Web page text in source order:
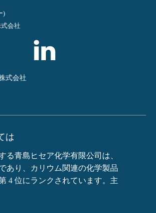
)
会社
式会社
は
る青島ヒセア化学有限公司は、
あり、カリウム関連の化学製品
4 位にランクされています。主